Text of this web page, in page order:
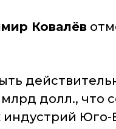
Ковалёв
долл., что
индустрий